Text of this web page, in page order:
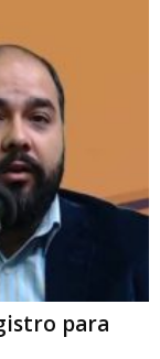
para